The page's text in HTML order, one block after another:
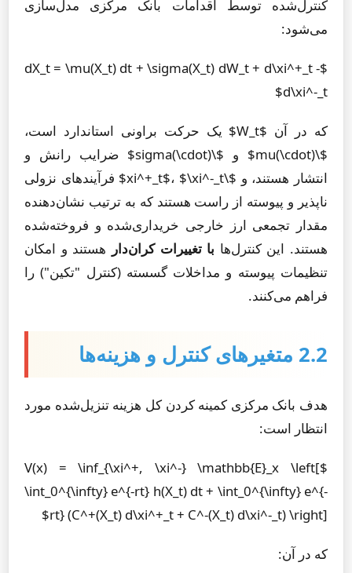
کنترل‌شده توسط اقدامات بانک مرکزی مدل‌سازی
می‌شود:
$dX_t = \mu(X_t) dt + \sigma(X_t) dW_t + d\xi^+_t -
d\xi^-_t$
که در آن $W_t$ یک حرکت براونی استاندارد است،
$\mu(\cdot)$ و $\sigma(\cdot)$ ضرایب رانش و
انتشار هستند، و $\xi^+_t$، $\xi^-_t$ فرآیندهای نزولی
ناپذیر و پیوسته از راست هستند که به ترتیب نشان‌دهنده
مقدار تجمعی ارز خارجی خریداری‌شده و فروخته‌شده
هستند. این کنترل‌ها با تغییرات کران‌دار هستند و امکان
تنظیمات پیوسته و مداخلات گسسته (کنترل "تکین") را
فراهم می‌کنند.
2.2 متغیرهای کنترل و هزینه‌ها
هدف بانک مرکزی کمینه کردن کل هزینه تنزیل‌شده مورد
انتظار است:
$V(x) = \inf_{\xi^+, \xi^-} \mathbb{E}_x \left[
\int_0^{\infty} e^{-rt} h(X_t) dt + \int_0^{\infty} e^{-
rt} (C^+(X_t) d\xi^+_t + C^-(X_t) d\xi^-_t) \right]$
که در آن: